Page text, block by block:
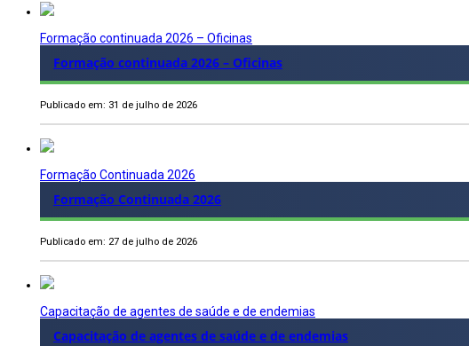
Formação continuada 2026 – Oficinas
Formação continuada 2026 – Oficinas
Publicado em: 31 de julho de 2026
Formação Continuada 2026
Formação Continuada 2026
Publicado em: 27 de julho de 2026
Capacitação de agentes de saúde e de endemias
Capacitação de agentes de saúde e de endemias